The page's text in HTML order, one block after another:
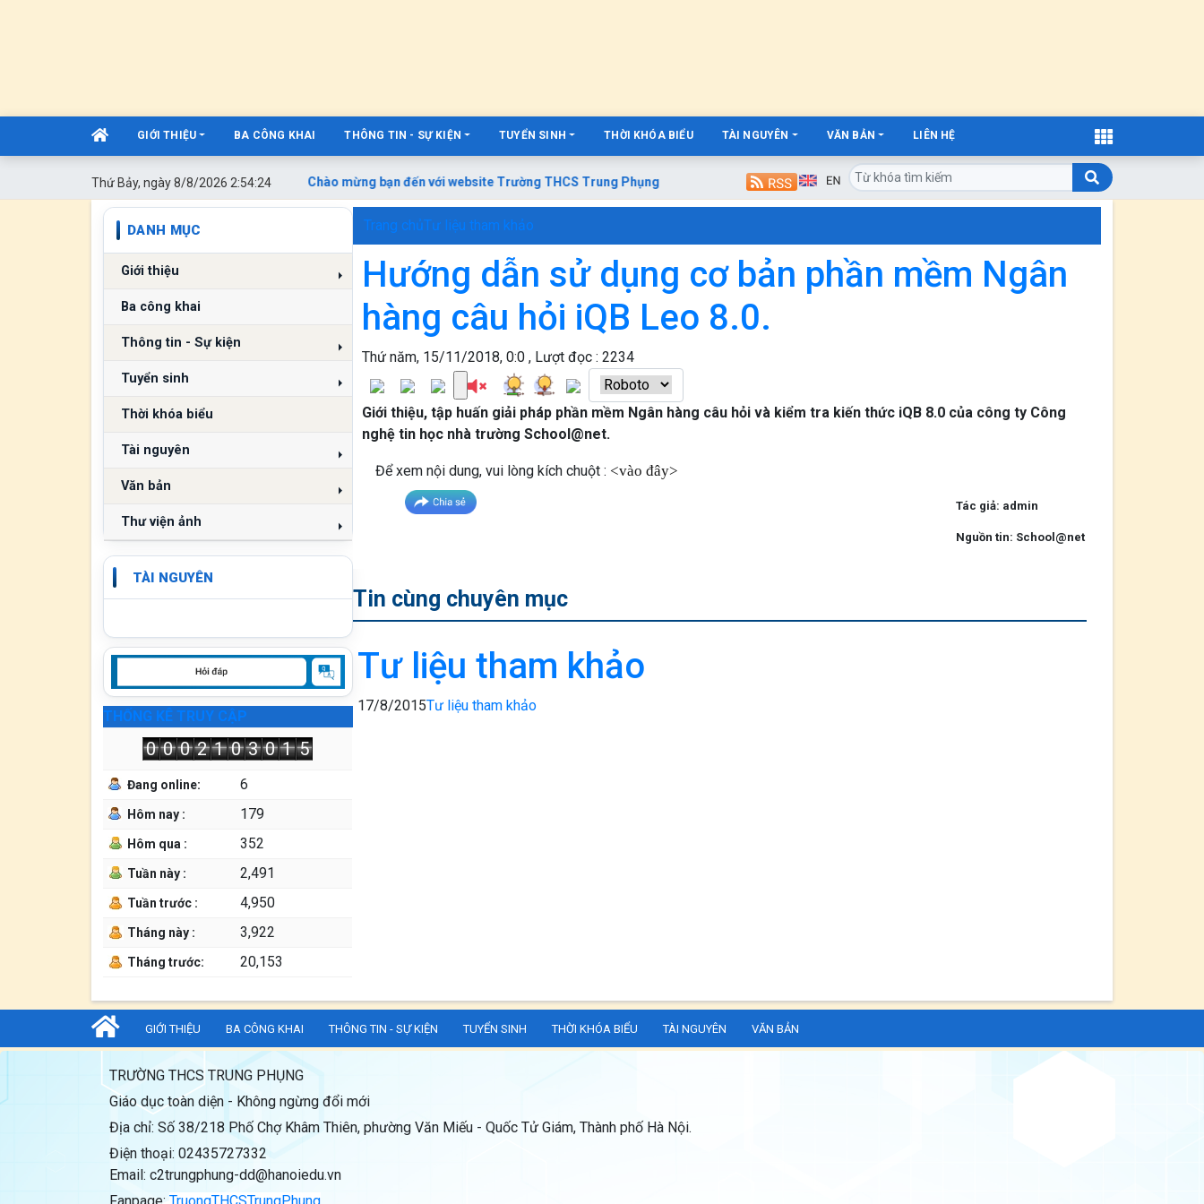
GIỚI THIỆU BA CÔNG KHAI THÔNG TIN - SỰ KIỆN TUYỂN SINH THỜI KHÓA BIỂU TÀI NGUYÊN VĂN BẢN LIÊN HỆ
Thứ Bảy, ngày 8/8/2026 2:54:25 Chào mừng bạn đến với website Trường THCS Trung Phụng
DANH MỤC
Giới thiệu
Ba công khai
Thông tin - Sự kiện
Tuyển sinh
Thời khóa biểu
Tài nguyên
Văn bản
Thư viện ảnh
TÀI NGUYÊN
THỐNG KÊ TRUY CẬP
0 0 0 2 1 0 3 0 1 5
Đang online: 6
Hôm nay : 179
Hôm qua : 352
Tuần này : 2,491
Tuần trước : 4,950
Tháng này : 3,922
Tháng trước: 20,153
Trang chủTư liệu tham khảo
Hướng dẫn sử dụng cơ bản phần mềm Ngân
hàng câu hỏi iQB Leo 8.0.
Thứ năm, 15/11/2018, 0:0 , Lượt đọc : 2234
Giới thiệu, tập huấn giải pháp phần mềm Ngân hàng câu hỏi và kiểm tra kiến thức iQB 8.0 của công ty Công
nghệ tin học nhà trường School@net.
Để xem nội dung, vui lòng kích chuột : <vào đây>
Tác giả: admin
Nguồn tin: School@net
Tin cùng chuyên mục
Tư liệu tham khảo
17/8/2015Tư liệu tham khảo
GIỚI THIỆU BA CÔNG KHAI THÔNG TIN - SỰ KIỆN TUYỂN SINH THỜI KHÓA BIỂU TÀI NGUYÊN VĂN BẢN
TRƯỜNG THCS TRUNG PHỤNG
Giáo dục toàn diện - Không ngừng đổi mới
Địa chỉ: Số 38/218 Phố Chợ Khâm Thiên, phường Văn Miếu - Quốc Tử Giám, Thành phố Hà Nội.
Điện thoại: 02435727332
Email: c2trungphung-dd@hanoiedu.vn
Fanpage: TruongTHCSTrungPhung